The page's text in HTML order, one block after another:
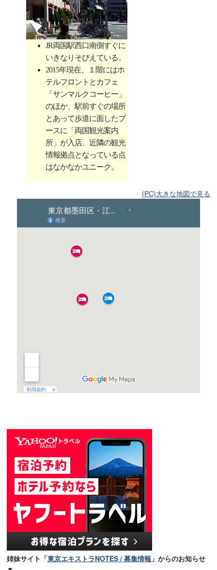
JR両国駅西口南側すぐに
いきなりそびえている。
2015年現在、１階にはホ
テルフロントとカフェ
「サンマルクコーヒー」
のほか、駅前すぐの場所
とあって歩道に面したブ
ースに「両国観光案内
所」が入店、近隣の観光
情報拠点となっている点
はなかなかユニーク。
(PC)大きな地図で見る
姉妹サイト「東京エキストラNOTES / 募集情報 」からのお知らせ